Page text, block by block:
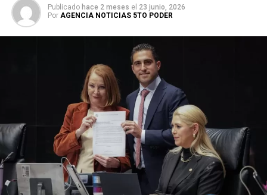
Publicado hace 2 meses el 23 junio, 2026
Por AGENCIA NOTICIAS 5TO PODER